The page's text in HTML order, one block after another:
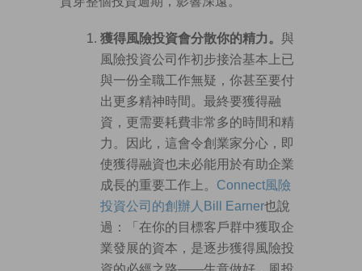
獲得風險投資會分散你的精力。 與
風險投資公司作初步接洽基本上已
與一份全職工作無疑，你甚至要付
出更多精神時間。最終要獲得融
資，更需要耗費非常多的時間和精
力。因此，這會令創業家分心，即
使獲得融資也未必能用於有助企業
成長的重要工作上。 Connect風險
投資公司的創辦人Bill Earner也說
過：「在你的目標客戶群中獲取企
業發展的資本，是逐步獲得風險投